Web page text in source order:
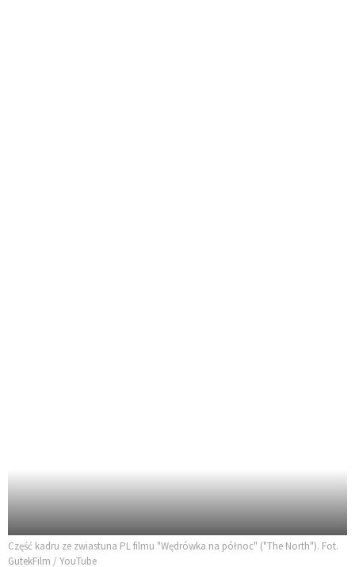
Część kadru ze zwiastuna PL filmu "Wędrówka na północ" ("The North"). Fot.
GutekFilm / YouTube